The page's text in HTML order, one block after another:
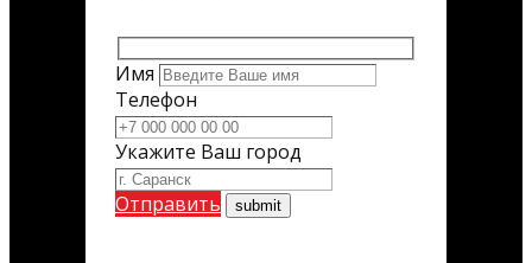
Имя
Телефон
Укажите Ваш город
Отправить